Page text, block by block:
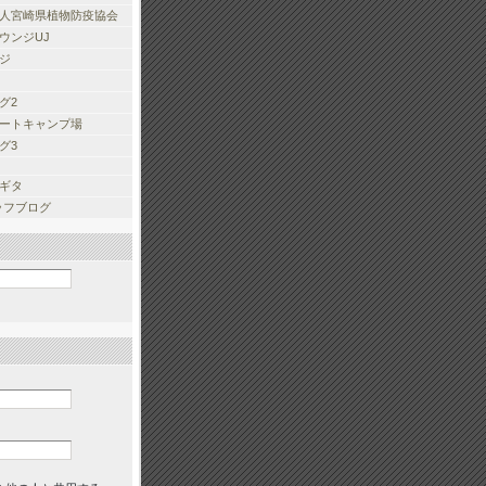
宮崎県植物防疫協会
ンジUJ
2
トキャンプ場
3
タ
フブログ